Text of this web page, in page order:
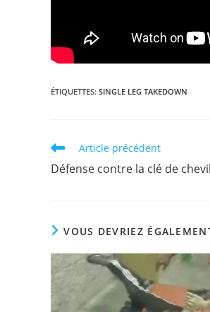
ÉTIQUETTES: SINGLE LEG TAKEDOWN
Read
articles
Article précédent
Défense contre la clé de
VOUS DEVRIEZ